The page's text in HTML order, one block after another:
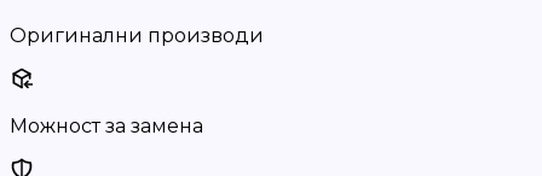
Оригинални производи
Можност за замена